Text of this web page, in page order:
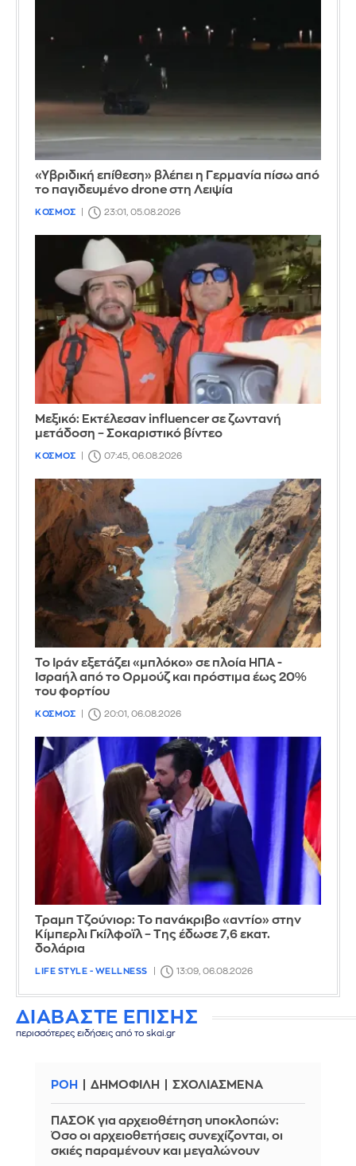
«Υβριδική επίθεση» βλέπει η Γερμανία πίσω από
το παγιδευμένο drone στη Λειψία
ΚΟΣΜΟΣ 23:01, 05.08.2026
Μεξικό: Εκτέλεσαν influencer σε ζωντανή
μετάδοση – Σοκαριστικό βίντεο
ΚΟΣΜΟΣ 07:45, 06.08.2026
Το Ιράν εξετάζει «μπλόκο» σε πλοία ΗΠΑ -
Ισραήλ από το Ορμούζ και πρόστιμα έως 20%
του φορτίου
ΚΟΣΜΟΣ 20:01, 06.08.2026
Τραμπ Τζούνιορ: Το πανάκριβο «αντίο» στην
Κίμπερλι Γκίλφοϊλ – Της έδωσε 7,6 εκατ.
δολάρια
LIFE STYLE - WELLNESS 13:09, 06.08.2026
ΔΙΑΒΑΣΤΕ ΕΠΙΣΗΣ
περισσότερες ειδήσεις από το skai.gr
ΡΟΗ ΔΗΜΟΦΙΛΗ ΣΧΟΛΙΑΣΜΕΝΑ
ΠΑΣΟΚ για αρχειοθέτηση υποκλοπών:
Όσο οι αρχειοθετήσεις συνεχίζονται, οι
σκιές παραμένουν και μεγαλώνουν